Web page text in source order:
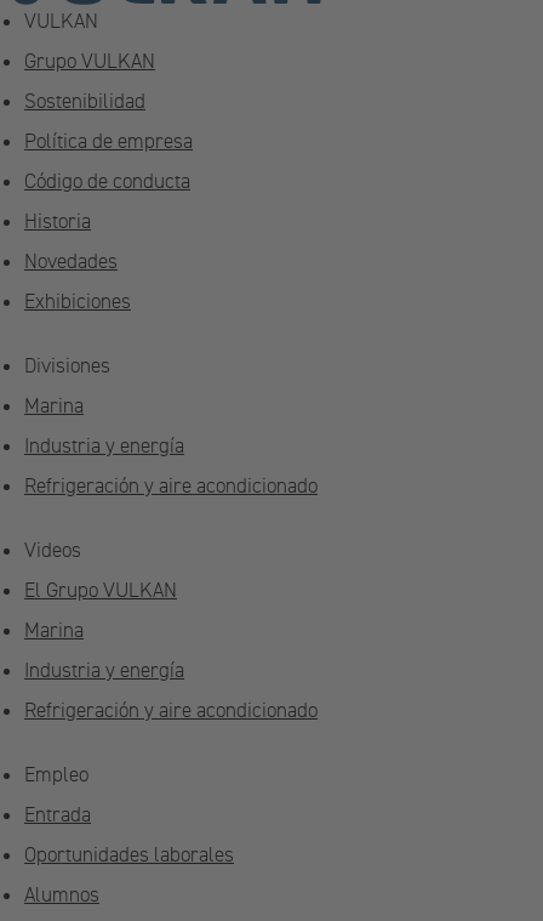
VULKAN
Grupo VULKAN
Sostenibilidad
Política de empresa
Código de conducta
Historia
Novedades
Exhibiciones
Divisiones
Marina
Industria y energía
Refrigeración y aire acondicionado
Videos
El Grupo VULKAN
Marina
Industria y energía
Refrigeración y aire acondicionado
Empleo
Entrada
Oportunidades laborales
Alumnos